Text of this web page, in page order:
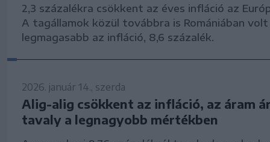
2,3 százalékra csökkent az éves infláció az
A tagállamok közül továbbra is Romániában volt
legmagasabb az infláció, 8,6 százalék.
2026. január 14., szerda
Alig-alig csökkent az infláció, az áram
tavaly a legnagyobb mértékben